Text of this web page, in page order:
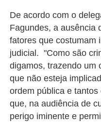
De acordo com o
Fagundes, a ausência
fatores que costumam
judicial. "Como são
digamos, trazendo um
que não esteja
ordem pública e
que, na audiência de
perigo iminente e